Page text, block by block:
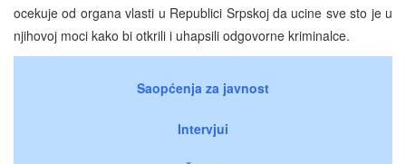
ocekuje od organa vlasti u Republici Srpskoj da ucine sve sto je u
njihovoj moci kako bi otkrili i uhapsili odgovorne kriminalce.
Saopćenja za javnost
Intervjui